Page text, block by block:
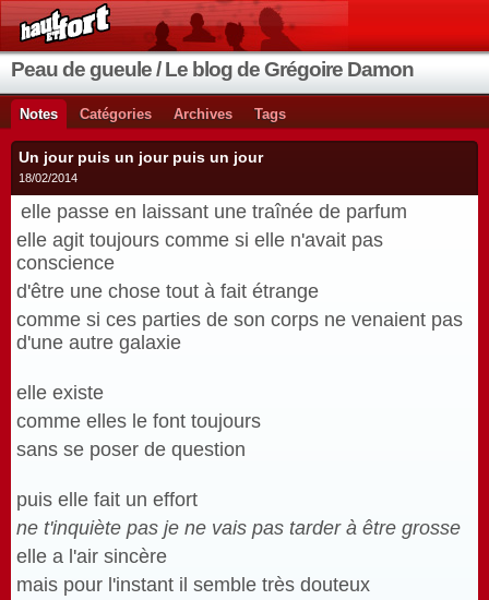
Peau de gueule / Le blog de Grégoire Damon
Notes Catégories Archives Tags
Un jour puis un jour puis un jour
18/02/2014
e lle passe en laissant une traînée de parfum
elle agit toujours comme si elle n'avait pas
conscience
d'être une chose tout à fait étrange
comme si ces parties de son corps ne venaient pas
d'une autre galaxie
elle existe
comme elles le font toujours
sans se poser de question
puis elle fait un effort
ne t'inquiète pas je ne vais pas tarder à être grosse
elle a l'air sincère
mais pour l'instant il semble très douteux